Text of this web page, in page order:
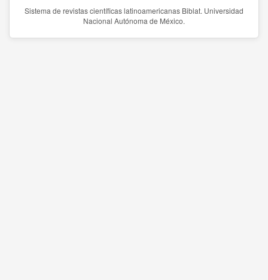
Sistema de revistas científicas latinoamericanas Biblat. Universidad
Nacional Autónoma de México.